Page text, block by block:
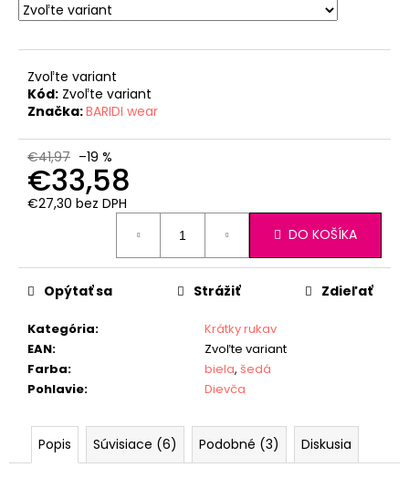
Zvoľte variant
Kód: Zvoľte variant
Značka:BARIDI wear
€41,97 –19 %
€33,58
€27,30 bez DPH
DO KOŠÍKA
Kategória:
Krátky rukav
EAN:
Zvoľte variant
Farba: biela, šedá
Pohlavie: Dievča
Opýtať sa Strážiť Zdieľať
Popis Súvisiace (6) Podobné (3) Diskusia